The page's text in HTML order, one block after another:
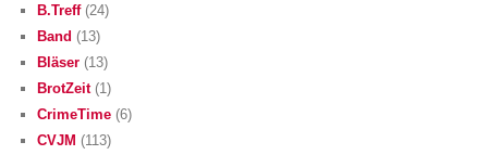
B.Treff(24)
Band (13)
Bläser (13)
BrotZeit(1)
CrimeTime (6)
CVJM (113)